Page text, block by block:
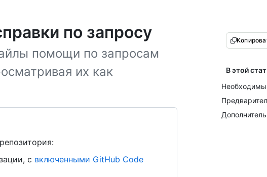
по запросу
помощи по запросам
их как
с включенными GitHub Code
В этой